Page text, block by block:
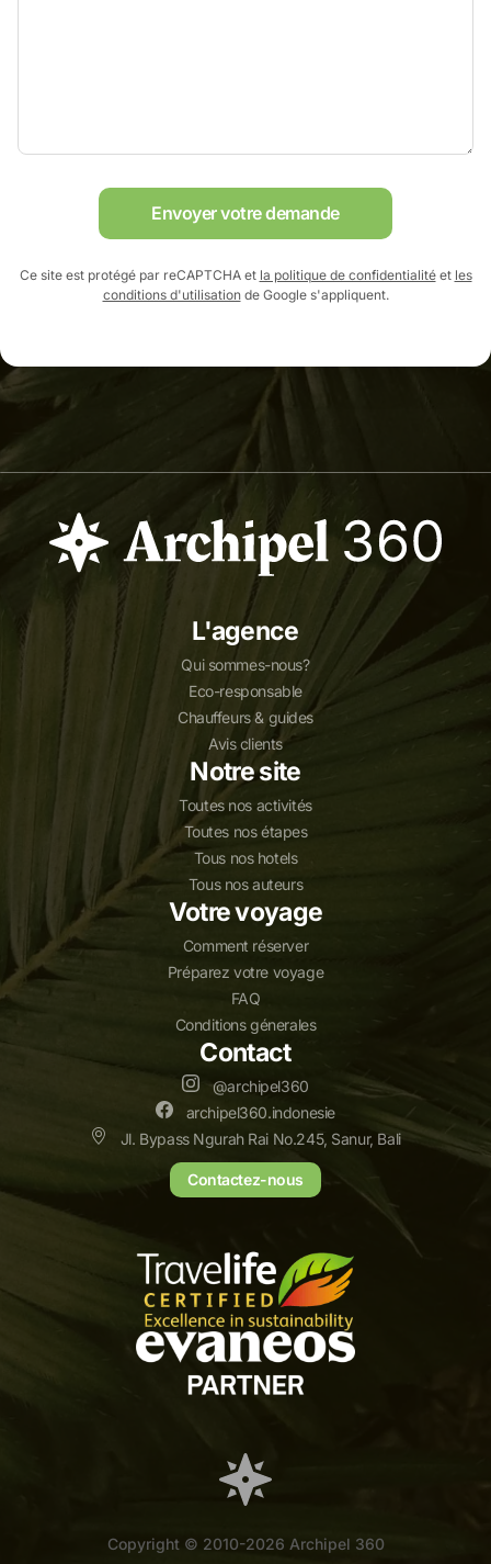
Envoyer votre demande
Ce site est protégé par reCAPTCHA et la politique de confidentialitéet les
conditions d'utilisationde Google s'appliquent.
L'agence
Qui sommes-nous?
Eco-responsable
Chauffeurs & guides
Avis clients
Notre site
Toutes nos activités
Toutes nos étapes
Tous nos hotels
Tous nos auteurs
Votre voyage
Comment réserver
Préparez votre voyage
FAQ
Conditions génerales
Contact
@archipel360
archipel360.indonesie
Jl. Bypass Ngurah Rai No.245, Sanur, Bali
Contactez-nous
Copyright © 2010-2026 Archipel 360